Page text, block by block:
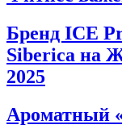
Бренд ICE
Siberica на
2025
Ароматный